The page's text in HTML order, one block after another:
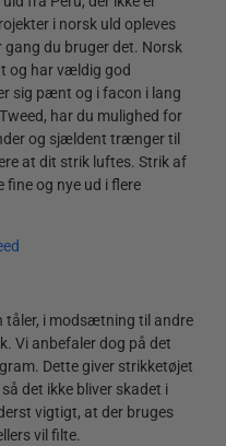
i norsk uld opleves
gang du bruger det. Norsk
og har vældig god
sig pænt og i facon i lang
har du mulighed for
og sjældent trænger til
at dit strik luftes. Strik af
fine og nye ud i flere
tåler, i modsætning til andre
Vi anbefaler dog på det
Dette giver strikketøjet
det ikke bliver skadet i
vigtigt, at der bruges
vil filte.